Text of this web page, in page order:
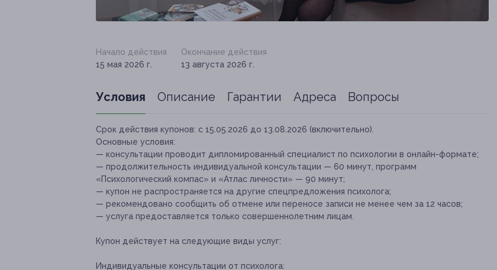
Начало действия
15 мая 2026 г.
Окончание действия
13 августа 2026 г.
Условия Описание Гарантии Адреса Вопросы
Срок действия купонов: с 15.05.2026 до 13.08.2026 (включительно).
Основные условия:
— консультации проводит дипломированный специалист по психологии в онлайн-формате;
— продолжительность индивидуальной консультации — 60 минут, программ
«Психологический компас» и «Атлас личности» — 90 минут;
— купон не распространяется на другие спецпредложения психолога;
— рекомендовано сообщить об отмене или переносе записи не менее чем за 12 часов;
— услуга предоставляется только совершеннолетним лицам.
Купон действует на следующие виды услуг:
Индивидуальные консультации от психолога: